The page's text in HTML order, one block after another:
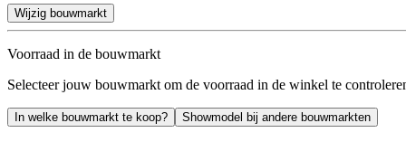
Wijzig bouwmarkt
Voorraad in de bouwmarkt
Selecteer jouw bouwmarkt om de voorraad in de winkel te
In welke bouwmarkt te koop? Showmodel bij andere bouwmarkten